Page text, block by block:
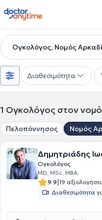
doctoranytime
Ογκολόγος, Νομός
Διαθεσιμότητα
1 Ογκολόγος στον
Πελοπόννησος Νομός
Δημητριάδης
Ογκολόγος
MD, MSc, MBA
9.9|19
Διαθεσιμότητα